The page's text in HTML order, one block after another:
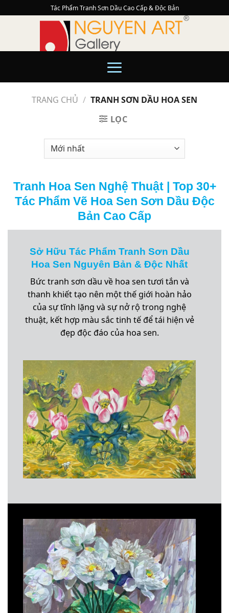
to
Tác Phẩm Tranh Sơn Dầu Cao Cấp & Độc Bản
TRANG CHỦ / TRANH SƠN DẦU HOA SEN
LỌC
Tranh Hoa Sen Nghệ Thuật | Top 30+
Tác Phẩm Vẽ Hoa Sen Sơn Dầu Độc
Bản Cao Cấp
Sở Hữu Tác Phẩm Tranh Sơn Dầu
Hoa Sen Nguyên Bản & Độc Nhất
Bức tranh sơn dầu về hoa sen tươi tắn và
thanh khiết tạo nên một thế giới hoàn hảo
của sự tĩnh lặng và sự nở rộ trong nghệ
thuật, kết hợp màu sắc tinh tế để tái hiện vẻ
đẹp độc đáo của hoa sen.